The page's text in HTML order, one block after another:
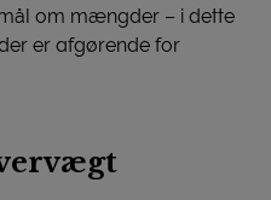
om mængder – i dette
er afgørende for